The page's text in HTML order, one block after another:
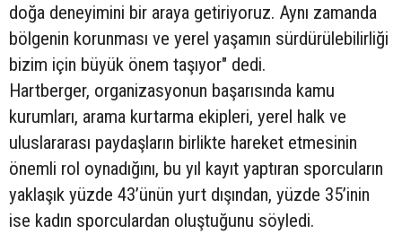
doğa deneyimini bir araya getiriyoruz. Aynı zamanda
bölgenin korunması ve yerel yaşamın sürdürülebilirliği
bizim için büyük önem taşıyor" dedi.
Hartberger, organizasyonun başarısında kamu
kurumları, arama kurtarma ekipleri, yerel halk ve
uluslararası paydaşların birlikte hareket etmesinin
önemli rol oynadığını, bu yıl kayıt yaptıran sporcuların
yaklaşık yüzde 43’ünün yurt dışından, yüzde 35’inin
ise kadın sporculardan oluştuğunu söyledi.